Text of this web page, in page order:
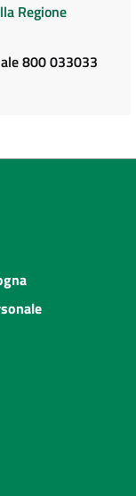
Regione
800 033033